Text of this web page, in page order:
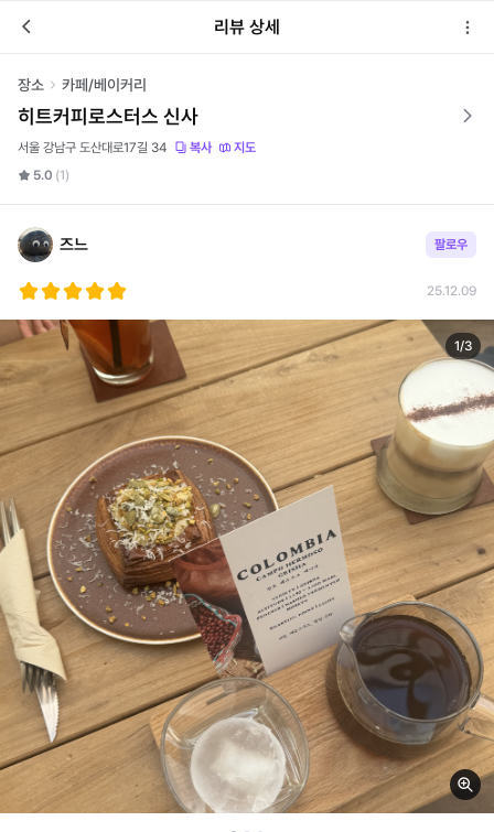
리뷰 상세
장소 카페/베이커리
히트커피로스터스 신사
서울 강남구 도산대로17길 34 복사
지도
5.0 (1)
즈느 팔로우
25.12.09
1/3